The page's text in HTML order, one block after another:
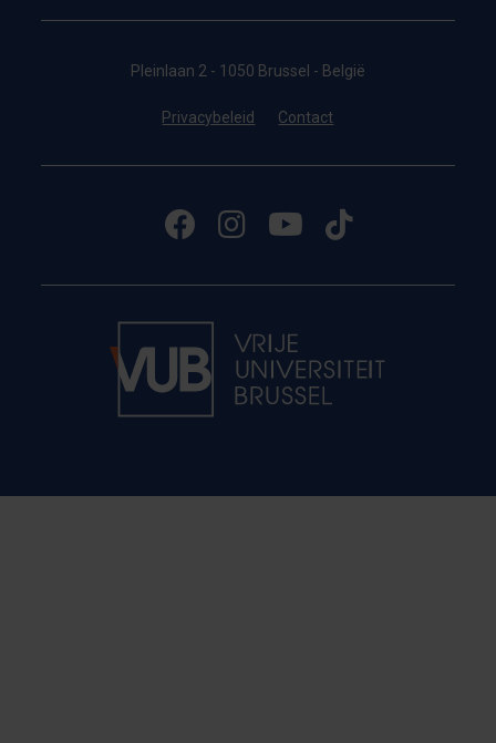
Pleinlaan 2 - 1050 Brussel - België
Privacybeleid Contact